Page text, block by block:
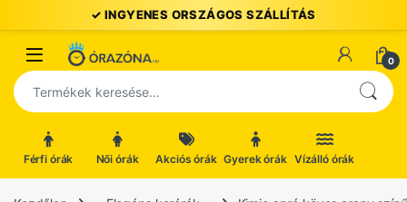
Ugrás a navigációhoz
Ugrás a tartalomhoz
Open 0
Keresés a következőre:
Férfi órák Női órák Akciós órák Gyerek órák Vízálló órák